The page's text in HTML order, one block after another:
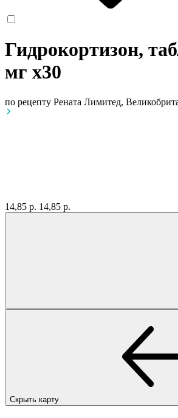
Гидрокортизон,
мг x30
по рецепту Рената Лимитед,
14,85 р. 14,85 р.
Скрыть карту